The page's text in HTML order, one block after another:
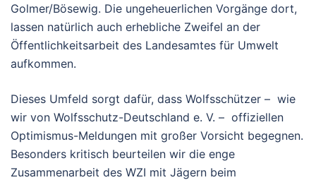
Golmer/Bösewig. Die ungeheuerlichen Vorgänge dort,
lassen natürlich auch erhebliche Zweifel an der
Öffentlichkeitsarbeit des Landesamtes für Umwelt
aufkommen.
Dieses Umfeld sorgt dafür, dass Wolfsschützer – wie
wir von Wolfsschutz-Deutschland e. V. – offiziellen
Optimismus-Meldungen mit großer Vorsicht begegnen.
Besonders kritisch beurteilen wir die enge
Zusammenarbeit des WZI mit Jägern beim